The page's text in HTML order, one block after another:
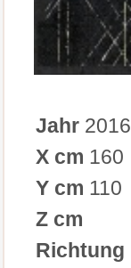
Jahr 2016
X cm 160
Y cm 110
Z cm
Richtung